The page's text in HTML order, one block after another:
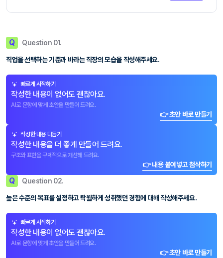
Q Question 01.
직업을 선택하는 기준과 바라는 직장의 모습을 작성해주세요.
빠르게 시작하기
작성한 내용이 없어도 괜찮아요.
AI로 문항에 맞게 초안을 만들어 드려요.
👉 초안 바로 만들기
작성한 내용 다듬기
작성한 내용을 더 좋게 만들어 드려요.
구조와 표현을 구체적으로 개선해 드려요.
👉 내용 붙여넣고 첨삭하기
Q Question 02.
높은 수준의 목표를 설정하고 탁월하게 성취했던 경험에 대해 작성해주세요.
빠르게 시작하기
작성한 내용이 없어도 괜찮아요.
AI로 문항에 맞게 초안을 만들어 드려요.
👉 초안 바로 만들기